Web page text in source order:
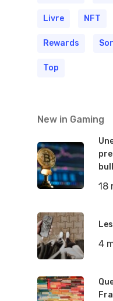
Livre NFT
Rewards
Top
New in Gaming
18
4